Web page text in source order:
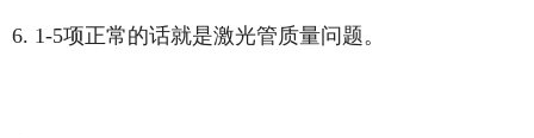
6. 1-5项正常的话就是激光管质量问题。